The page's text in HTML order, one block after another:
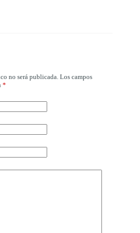
no será publicada. Los campos
*